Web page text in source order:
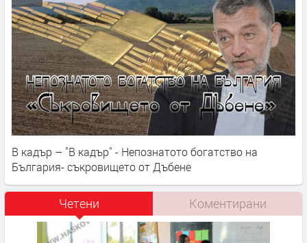
В кадър – "В кадър" - Непознатото богатство на
България- съкровището от Дъбене
Четени Коментирани